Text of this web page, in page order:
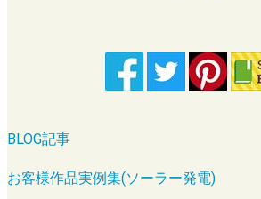
BLOG記事
お客様作品実例集(ソーラー発電)